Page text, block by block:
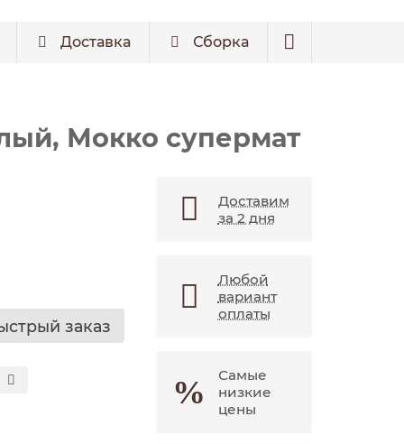
Доставка Сборка
Мокко супермат
заказ
Доставим
за 2 дня
Любой
вариант
оплаты
Самые
низкие
цены